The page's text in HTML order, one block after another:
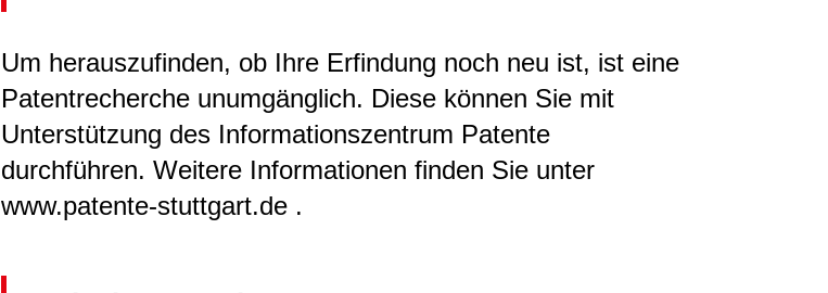
Um herauszufinden, ob Ihre Erfindung noch neu ist, ist eine
Patentrecherche unumgänglich. Diese können Sie mit
Unterstützung des Informationszentrum Patente
durchführen. Weitere Informationen finden Sie unter
www.patente-stuttgart.de .